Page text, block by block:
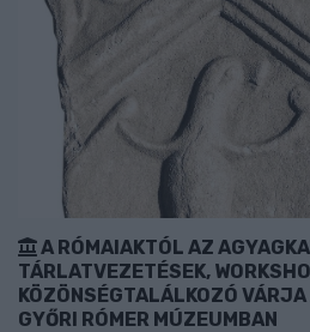
A RÓMAIAKTÓL AZ
TÁRLATVEZETÉSEK,
KÖZÖNSÉGTALÁLKOZÓ
GYŐRI RÓMER MÚZEUMBAN